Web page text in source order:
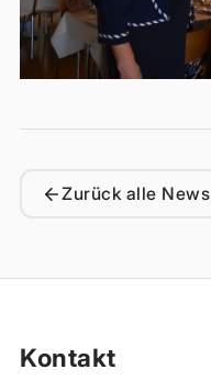
Zurück alle News
Kontakt